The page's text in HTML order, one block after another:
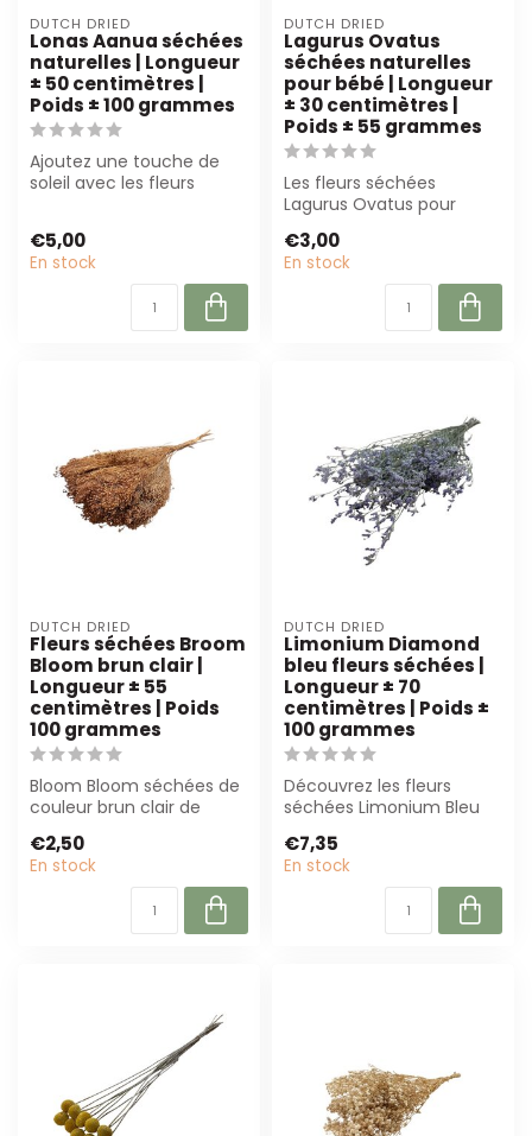
DUTCH DRIED
Lonas Aanua séchées
naturelles | Longueur
± 50 centimètres |
Poids ± 100 grammes
Ajoutez une touche de
soleil avec les fleurs
€5,00
En stock
DUTCH DRIED
Lagurus Ovatus
séchées naturelles
pour bébé | Longueur
± 30 centimètres |
Poids ± 55 grammes
Les fleurs séchées
Lagurus Ovatus pour
Dried sont élégan...
€3,00
En stock
DUTCH DRIED
Fleurs séchées Broom
Bloom brun clair |
Longueur ± 55
centimètres | Poids
100 grammes
Bloom Bloom séchées de
couleur brun clair de
long et 100 g...
€2,50
En stock
DUTCH DRIED
Limonium Diamond
bleu fleurs séchées |
Longueur ± 70
centimètres | Poids ±
100 grammes
Découvrez les fleurs
séchées Limonium Bleu
Avec une long...
€7,35
En stock